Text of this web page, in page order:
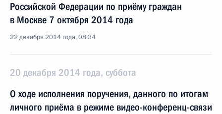
Российской Федерации по приёму граждан
в Москве 7 октября 2014 года
22 декабря 2014 года, 08:34
20 декабря 2014 года, суббота
О ходе исполнения поручения, данного по итогам
личного приёма в режиме видео-конференц-связи